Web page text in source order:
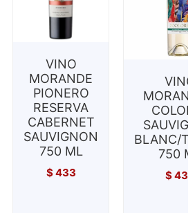
VINO
MORANDE
PIONERO
RESERVA
CABERNET
SAUVIGNON
750 ML
$433
VINO
BLANC/
750
$433